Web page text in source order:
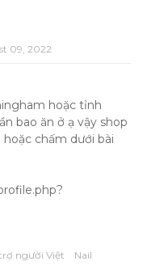
09, 2022
hoặc tỉnh
bao ăn ở ạ vậy shop
chấm dưới bài
người Việt
Nail